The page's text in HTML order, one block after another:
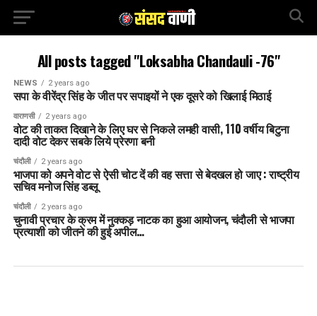
All posts tagged "Loksabha Chandauli -76"
NEWS 2 years ago
सपा के वीरेंद्र सिंह के जीत पर सपाइयों ने एक दूसरे को खिलाई मिठाई
वाराणसी 2 years ago
वोट की ताकत दिखाने के लिए घर से निकले लमही वासी, 110 वर्षीय बिटुना
दादी वोट देकर सबके लिये प्रेरणा बनी
चंदौली 2 years ago
भाजपा को अपने वोट से ऐसी चोट दें की वह सत्ता से बेदखल हो जाए : राष्ट्रीय
सचिव मनोज सिंह डब्लू
चंदौली 2 years ago
चुनावी प्रचार के क्रम में नुक्कड़ नाटक का हुआ आयोजन, चंदौली से भाजपा
प्रत्याशी को जीतने की हुई अपील…